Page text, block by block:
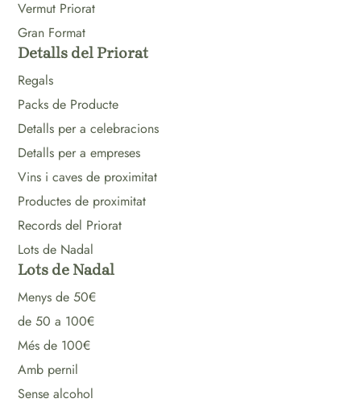
Vermut Priorat
Gran Format
Detalls del Priorat
Regals
Packs de Producte
Detalls per a celebracions
Detalls per a empreses
Vins i caves de proximitat
Productes de proximitat
Records del Priorat
Lots de Nadal
Lots de Nadal
Menys de 50€
de 50 a 100€
Més de 100€
Amb pernil
Sense alcohol